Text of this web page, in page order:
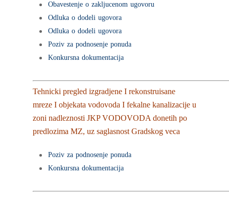
Obavestenje o zakljucenom ugovoru
Odluka o dodeli ugovora
Odluka o dodeli ugovora
Poziv za podnosenje ponuda
Konkursna dokumentacija
Tehnicki pregled izgradjene I rekonstruisane
mreze I objekata vodovoda I fekalne kanalizacije u
zoni nadleznosti JKP VODOVODA donetih po
predlozima MZ, uz saglasnost Gradskog veca
Poziv za podnosenje ponuda
Konkursna dokumentacija